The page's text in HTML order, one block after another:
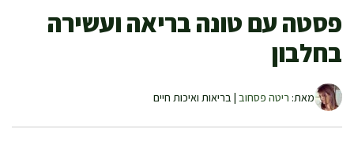
פסטה עם טונה בריאה ועשירה
בחלבון
מאת: ריטה פסחוב | בריאות ואיכות חיים